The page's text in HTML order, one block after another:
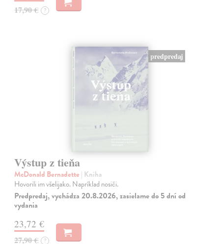
17,90 € ?
predpredaj
Výstup z tieňa
McDonald Bernadette | Kniha
Hovorili im všelijako. Napríklad nosiči.
Predpredaj, vychádza 20.8.2026, zasielame do 5 dní od
vydania
23,72 €
27,90 € ?